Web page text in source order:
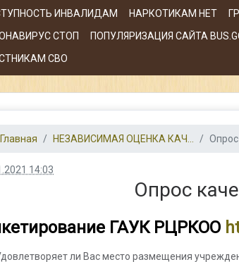
ИНВАЛИДАМ
НАРКОТИКАМ НЕТ
СТОП
ПОПУЛЯРИЗАЦИЯ САЙТА
СВО
Главная НЕЗАВИСИМАЯ ОЦЕНКА КАЧ... Опрос
14:03
Опрос
ГАУК РЦРКОО
ли Вас место размещения